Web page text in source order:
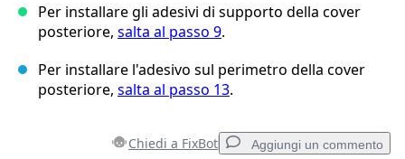
Per installare gli adesivi di supporto della cover
posteriore, salta al passo 9.
Per installare l'adesivo sul perimetro della cover
posteriore, salta al passo 13.
Chiedi a FixBot Aggiungi un commento